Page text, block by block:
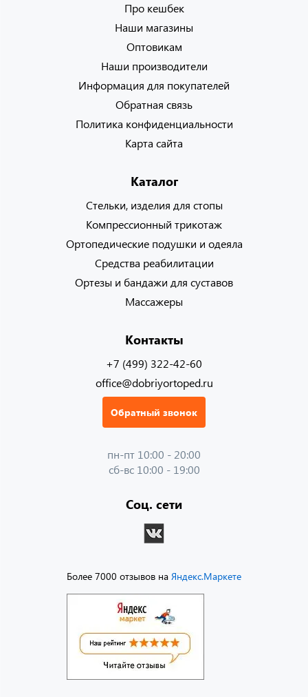
Более 7000 отзывов на Яндекс.Маркете
Про кешбек
Наши магазины
Оптовикам
Наши производители
Информация для покупателей
Обратная связь
Политика конфиденциальности
Карта сайта
Каталог
Стельки, изделия для стопы
Компрессионный трикотаж
Ортопедические подушки и одеяла
Средства реабилитации
Ортезы и бандажи для суставов
Массажеры
Контакты
+7 (499) 322-42-60
office@dobriyortoped.ru
Обратный звонок
пн-пт 10:00 - 20:00
сб-вс 10:00 - 19:00
Соц. сети